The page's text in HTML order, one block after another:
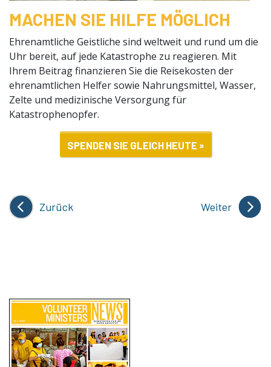
MACHEN SIE HILFE MÖGLICH
Ehrenamtliche Geistliche sind weltweit und rund um die
Uhr bereit, auf jede Katastrophe zu reagieren. Mit
Ihrem Beitrag finanzieren Sie die Reisekosten der
ehrenamtlichen Helfer sowie Nahrungsmittel, Wasser,
Zelte und medizinische Versorgung für
Katastrophenopfer.
SPENDEN SIE GLEICH HEUTE »
Zurück Weiter